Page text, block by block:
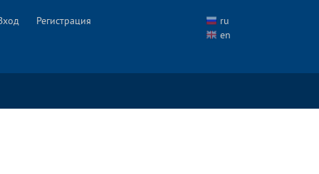
Регистрация
ru
en